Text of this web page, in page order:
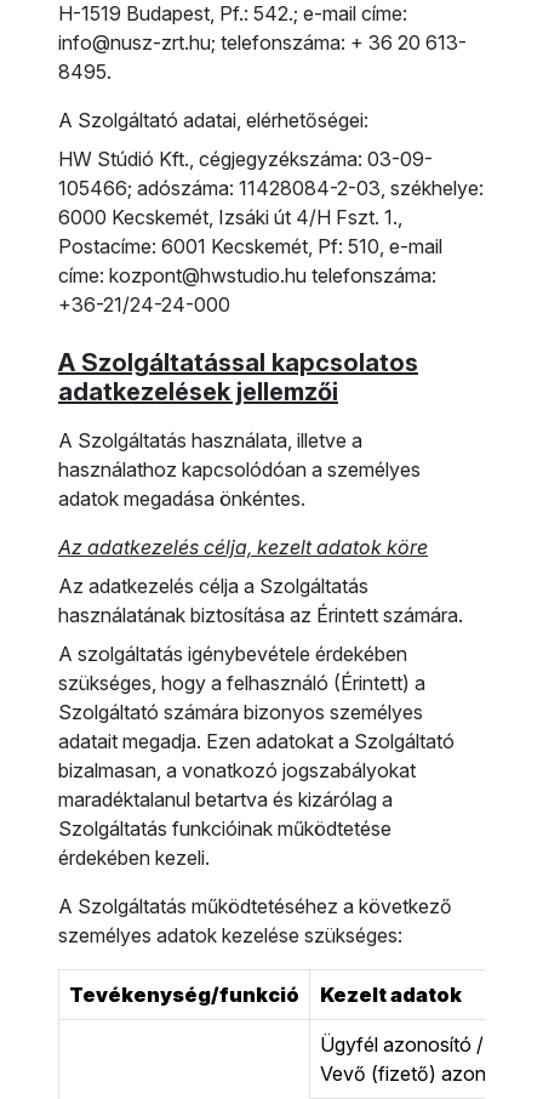
H-1519 Budapest, Pf.: 542.; e-mail címe:
info@nusz-zrt.hu; telefonszáma: + 36 20 613-
8495.
A Szolgáltató adatai, elérhetőségei:
HW Stúdió Kft., cégjegyzékszáma: 03-09-
105466; adószáma: 11428084-2-03, székhelye:
6000 Kecskemét, Izsáki út 4/H Fszt. 1.,
Postacíme: 6001 Kecskemét, Pf: 510, e-mail
címe: kozpont@hwstudio.hu telefonszáma:
+36-21/24-24-000
A Szolgáltatással kapcsolatos
adatkezelések jellemzői
A Szolgáltatás használata, illetve a
használathoz kapcsolódóan a személyes
adatok megadása önkéntes.
Az adatkezelés célja, kezelt adatok köre
Az adatkezelés célja a Szolgáltatás
használatának biztosítása az Érintett számára.
A szolgáltatás igénybevétele érdekében
szükséges, hogy a felhasználó (Érintett) a
Szolgáltató számára bizonyos személyes
adatait megadja. Ezen adatokat a Szolgáltató
bizalmasan, a vonatkozó jogszabályokat
maradéktalanul betartva és kizárólag a
Szolgáltatás funkcióinak működtetése
érdekében kezeli.
A Szolgáltatás működtetéséhez a következő
személyes adatok kezelése szükséges:
Tevékenység/funkció Kezelt adatok
Ügyfél azonosító /
Vevő (fizető) azonosító